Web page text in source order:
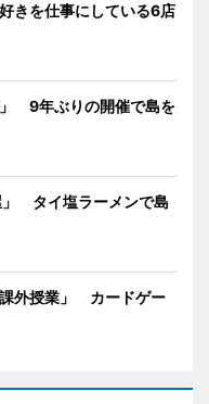
きを仕事にしている6店
9年ぶりの開催で島を
」 タイ塩ラーメンで島
外授業」 カードゲー